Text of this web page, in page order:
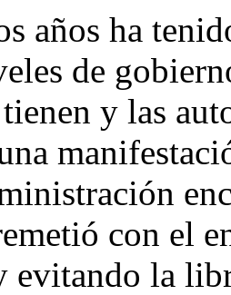
años ha
de
y las
con el
evitando la